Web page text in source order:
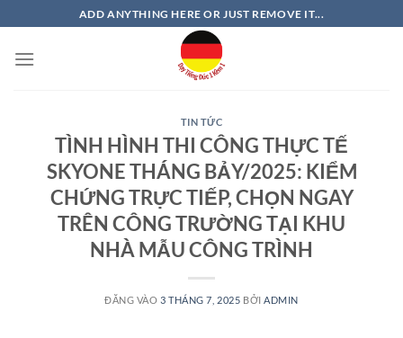
qua
nội
ADD ANYTHING HERE OR JUST REMOVE IT...
TIN TỨC
TÌNH HÌNH THI CÔNG THỰC TẾ
SKYONE THÁNG BẢY/2025: KIỂM
CHỨNG TRỰC TIẾP, CHỌN NGAY
TRÊN CÔNG TRƯỜNG TẠI KHU
NHÀ MẪU CÔNG TRÌNH
ĐĂNG VÀO 3 THÁNG 7, 2025 BỞI ADMIN